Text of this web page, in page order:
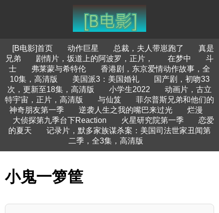
[B电影]首页 动作巨星 总裁，夫人带崽跑了
真是
兄弟
剧情片，坂道上的阿波罗，正片， 在梦中
斗
士
弗莱蒙与希特伦
香港剧，东京爱情动作故事，全
10集，高清版
美国派3：美国婚礼
国产剧，初吻33
次，更新至18集，高清版
小学生2022
动画片，古立
特宇宙，正片，高清版
与仙笈
菲尔普斯兄弟和他们的
神奇朋友第一季
逆袭人生之我的嘴巴来过光
烂漫
大侦探第九季台下Reaction
火星研究院第一季
恋爱
的夏天
记录片，默多家族谋杀案：美国司法世家丑闻第
二季，全3集，高清版
小鬼一箩筐